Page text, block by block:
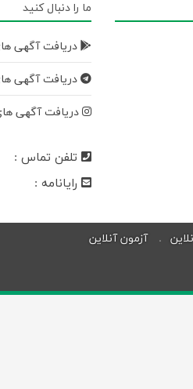
ما را دنبال کنید
دریافت آگهی
دریافت آگهی
دریافت آگهی
تلفن تماس :
رایانامه :
آزمون آنلاین